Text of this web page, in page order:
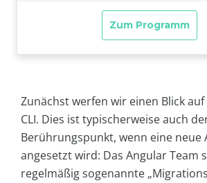
Zunächst werfen wir einen Blick
CLI. Dies ist typischerweise auch
Berührungspunkt, wenn eine neue
angesetzt wird: Das Angular Team
regelmäßig sogenannte